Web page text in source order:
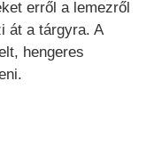
erről a lemezről
át a tárgyra. A
hengeres